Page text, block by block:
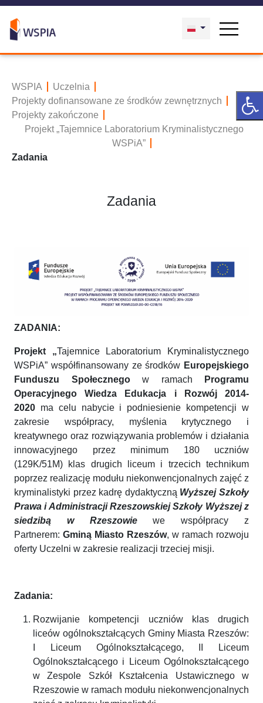
WSPIA
Uczelnia
Projekty dofinansowane ze środków zewnętrznych
Projekty zakończone
Projekt „Tajemnice Laboratorium Kryminalistycznego
WSPiA”
Zadania
Zadania
ZADANIA:
Projekt „Tajemnice Laboratorium Kryminalistycznego
WSPiA” współfinansowany ze środków Europejskiego
Funduszu Społecznegow ramach
Programu
Operacyjnego Wiedza Edukacja i Rozwój 2014-
2020 ma celu nabycie i podniesienie kompetencji w
zakresie współpracy, myślenia krytycznego i
kreatywnego oraz rozwiązywania problemów i działania
innowacyjnego przez minimum 180 uczniów
(129K/51M) klas drugich liceum i trzecich technikum
poprzez realizację modułu niekonwencjonalnych zajęć z
kryminalistyki przez kadrę dydaktyczną Wyższej Szkoły
Prawa i Administracji Rzeszowskiej Szkoły Wyższej z
siedzibą w Rzeszowiewe współpracy z
Partnerem: Gminą Miasto Rzeszów, w ramach rozwoju
oferty Uczelni w zakresie realizacji trzeciej misji.
Zadania:
Rozwijanie kompetencji uczniów klas drugich
liceów ogólnokształcących Gminy Miasta Rzeszów:
I Liceum Ogólnokształcącego, II Liceum
Ogólnokształcącego i Liceum Ogólnokształcącego
w Zespole Szkół Kształcenia Ustawicznego w
Rzeszowie w ramach modułu niekonwencjonalnych